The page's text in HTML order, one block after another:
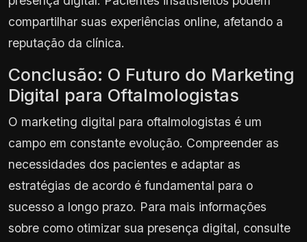
compartilhar suas experiências online, afetando a
reputação da clínica.
Conclusão: O Futuro do Marketing
Digital para Oftalmologistas
O marketing digital para oftalmologistas é um
campo em constante evolução. Compreender as
necessidades dos pacientes e adaptar as
estratégias de acordo é fundamental para o
sucesso a longo prazo. Para mais informações
sobre como otimizar sua presença digital, consulte